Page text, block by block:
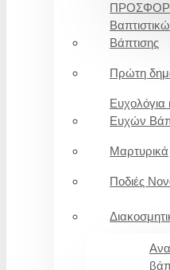
Βάπτισης
Πρώτη
Ευχολόγια
Ευχών
Μαρτυρικά
Ποδιές